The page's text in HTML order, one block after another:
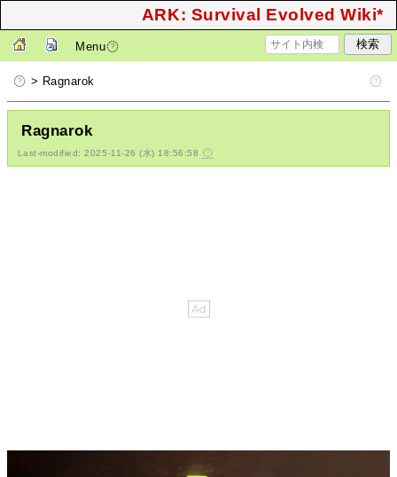
ARK: Survival Evolved Wiki*
Menu
> Ragnarok
Ragnarok
Last-modified: 2025-11-26 (水) 18:56:58